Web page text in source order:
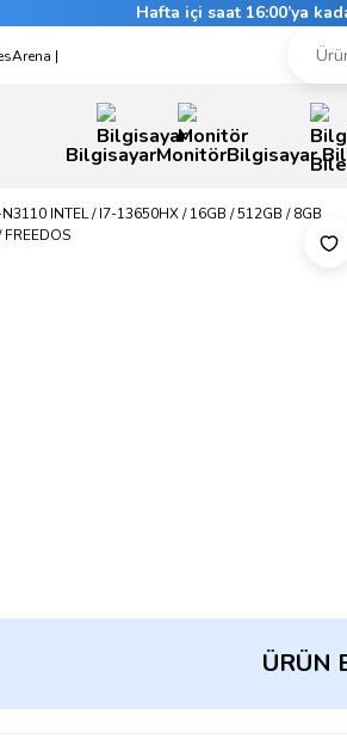
Hafta içi saat 16:00’ya
BilgisayarMonitörBilgisayar
ÜRÜN